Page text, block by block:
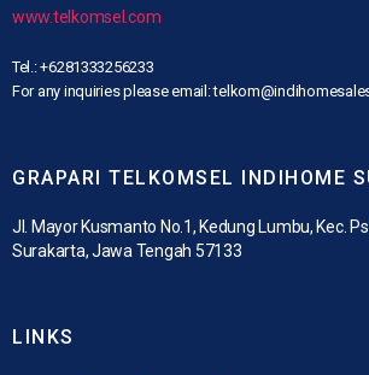
www.telkomsel.com
Tel.: +6281333256233
For any inquiries please email:
GRAPARI TELKOMSEL INDIHOME
Jl. Mayor Kusmanto No.1, Kedung Lumbu, Kec.
Surakarta, Jawa Tengah 57133
LINKS